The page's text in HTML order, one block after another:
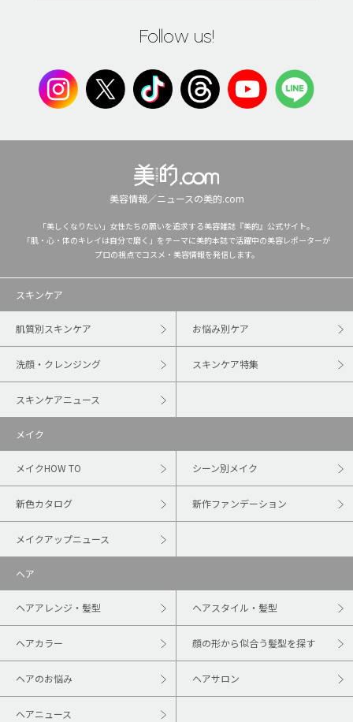
Follow us!
美容情報／ニュースの美的.com
「美しくなりたい」女性たちの願いを追求する美容雑誌『美的』公式サイト。
「肌・心・体のキレイは自分で磨く」をテーマに美的本誌で活躍中の美容レポーターが
プロの視点でコスメ・美容情報を発信します。
スキンケア
肌質別スキンケア お悩み別ケア
洗顔・クレンジング スキンケア特集
スキンケアニュース
メイク
メイクHOW TO シーン別メイク
新色カタログ 新作ファンデーション
メイクアップニュース
ヘア
ヘアアレンジ・髪型 ヘアスタイル・髪型
ヘアカラー 顔の形から似合う髪型を探す
ヘアのお悩み ヘアサロン
ヘアニュース